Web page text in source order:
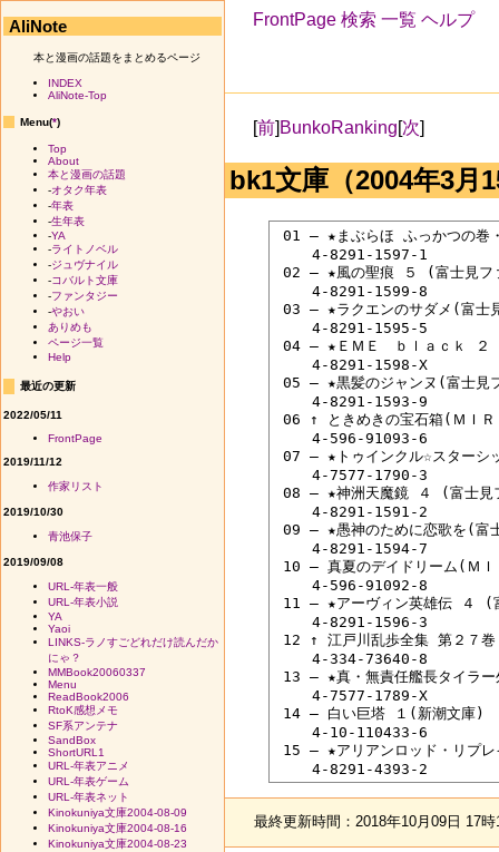
FrontPage 検索 一覧 ヘルプ
[前] BunkoRanking[次]
bk1文庫（2004年3月
01 ― ★まぶらほ ふっかつの巻
4-8291-1597-1
02 ― ★風の聖痕 ５ (富士見フ
4-8291-1599-8
03 ― ★ラクエンのサダメ(富士
4-8291-1595-5
04 ― ★ＥＭＥ　ｂｌａｃｋ ２
4-8291-1598-X
05 ― ★黒髪のジャンヌ(富士見
4-8291-1593-9
06 ↑ ときめきの宝石箱(ＭＩＲ
4-596-91093-6
07 ― ★トゥインクル☆スター
4-7577-1790-3
08 ― ★神洲天魔鏡 ４ (富士見
4-8291-1591-2
09 ― ★愚神のために恋歌を(富
4-8291-1594-7
10 ― 真夏のデイドリーム(ＭＩ
4-596-91092-8
11 ― ★アーヴィン英雄伝 ４ (
4-8291-1596-3
12 ↑ 江戸川乱歩全集 第２７
4-334-73640-8
13 ― ★真・無責任艦長タイラ
4-7577-1789-X
14 ― 白い巨塔 １(新潮文庫)
4-10-110433-6
15 ― ★アリアンロッド・リプ
最終更新時間：2018年10月09日 17
AliNote
本と漫画の話題をまとめるページ
INDEX
AliNote-Top
Menu(*)
Top
About
本と漫画の話題
-オタク年表
-年表
-生年表
-YA
-ライトノベル
-ジュヴナイル
-コバルト文庫
-ファンタジー
-やおい
ありめも
ページ一覧
Help
最近の更新
2022/05/11
FrontPage
2019/11/12
作家リスト
2019/10/30
青池保子
2019/09/08
URL-年表一般
URL-年表小説
YA
Yaoi
LINKS-ラノすごどれだけ読んだか
にゃ？
MMBook20060337
Menu
ReadBook2006
RtoK感想メモ
SF系アンテナ
SandBox
ShortURL1
URL-年表アニメ
URL-年表ゲーム
URL-年表ネット
Kinokuniya文庫2004-08-09
Kinokuniya文庫2004-08-16
Kinokuniya文庫2004-08-23